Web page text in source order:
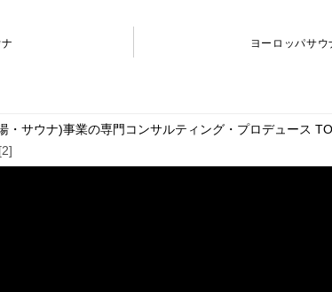
ヨーロッパサ
サウナ)事業の専門コンサルティング・プロデュース